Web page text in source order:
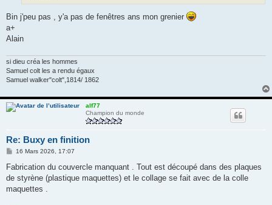
Bin j'peu pas , y'a pas de fenêtres ans mon grenier
a+
Alain
si dieu créa les hommes
Samuel colt les a rendu égaux
Samuel walker"colt",1814/ 1862
alf77
Champion du monde
Re: Buxy en finition
M
s
a
g
16 Mars 2026, 17:07
Fabrication du couvercle manquant . Tout est découpé dans des plaques
de styrène (plastique maquettes) et le collage se fait avec de la colle
maquettes .